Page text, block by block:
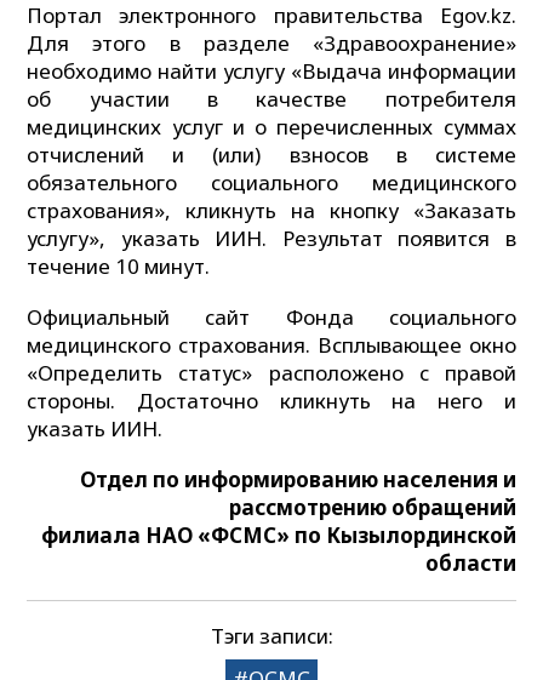
Портал электронного правительства Egov.kz.
Для этого в разделе «Здравоохранение»
необходимо найти услугу «Выдача информации
об участии в качестве потребителя
медицинских услуг и о перечисленных суммах
отчислений и (или) взносов в системе
обязательного социального медицинского
страхования», кликнуть на кнопку «Заказать
услугу», указать ИИН. Результат появится в
течение 10 минут.
Официальный сайт Фонда социального
медицинского страхования. Всплывающее окно
«Определить статус» расположено с правой
стороны. Достаточно кликнуть на него и
указать ИИН.
Отдел по информированию населения и
рассмотрению обращений
филиала НАО «ФСМС» по Кызылординской
области
Тэги записи: